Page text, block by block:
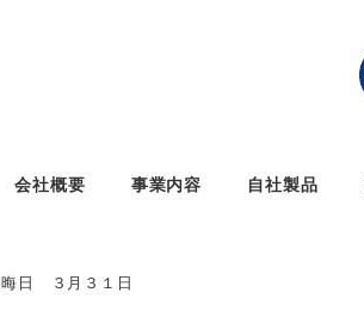
会社概要 事業内容 自社製品
日 ３月３１日